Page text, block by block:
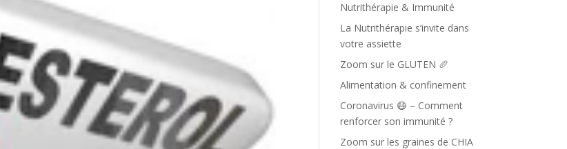
Nutrithérapie & Immunité
La Nutrithérapie s’invite dans
votre assiette
Zoom sur le GLUTEN 🥖
Alimentation & confinement
Coronavirus 😷 – Comment
renforcer son immunité ?
Zoom sur les graines de CHIA